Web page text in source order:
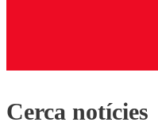
Cerca notícies